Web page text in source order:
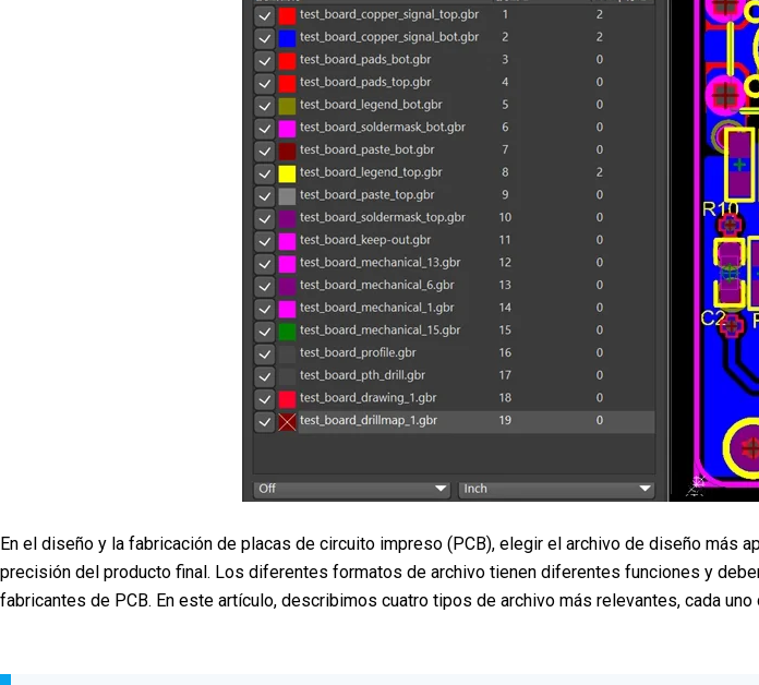
En el diseño y la fabricación de placas de circuito impreso (PCB), elegir el archivo de diseño
precisión del producto final. Los diferentes formatos de archivo tienen diferentes funciones y
fabricantes de PCB. En este artículo, describimos cuatro tipos de archivo más relevantes, cada